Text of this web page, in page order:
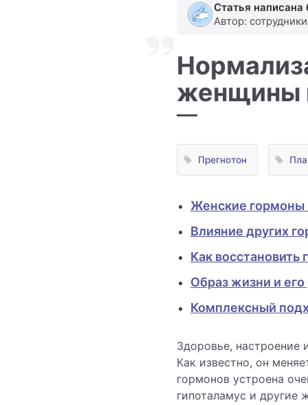
Статья написана
Автор:
женщины
Прегнотон
Женские гормоны
Влияние других
Как восстановить
Образ жизни и
Комплексный
Здоровье,
Как известно, он
гормонов устроена
гипоталамус и другие